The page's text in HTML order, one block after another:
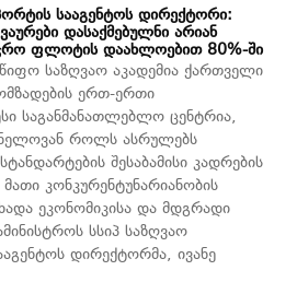
სააგენტოს დირექტორი:
დასაქმებულნი არიან
ფლოტის დაახლოებით 80%-ში
საზღვაო აკადემია ქართველი
ერთ-ერთი
საგანმანათლებლო ცენტრია,
როლს ასრულებს
შესაბამისი კადრების
კონკურენტუნარიანობის
ეკონომიკისა და მდგრადი
სსიპ საზღვაო
დირექტორმა, ივანე